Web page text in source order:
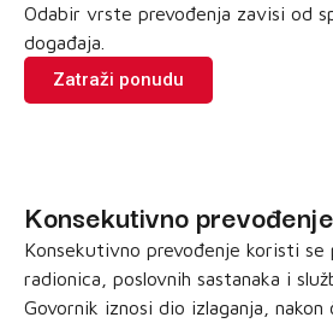
Odabir vrste prevođenja zavisi od
događaja.
Zatraži ponudu
Konsekutivno prevođenje
Konsekutivno prevođenje koristi se
radionica, poslovnih sastanaka i
Govornik iznosi dio izlaganja,